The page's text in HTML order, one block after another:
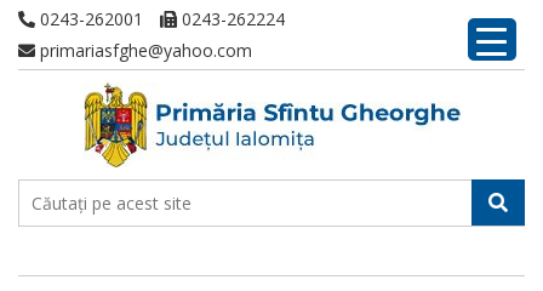
0243-262001
0243-262224
primariasfghe@yahoo.com